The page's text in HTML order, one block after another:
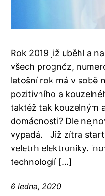
Rok 2019 již uběhl a
všech prognóz,
letošní rok má v sobě
pozitivního a
taktéž tak kouzelným
domácnosti? Dle
vypadá. Již zítra
veletrh elektroniky.
technologií […]
6 ledna, 2020